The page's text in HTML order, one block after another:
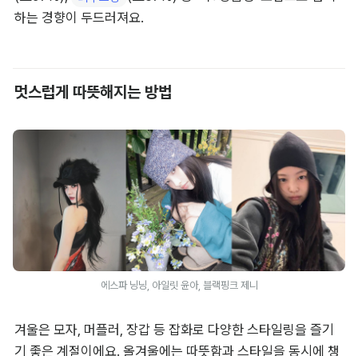
하는 경향이 두드러져요.
멋스럽게 따뜻해지는 방법
에스파 닝닝, 아일릿 윤아, 블랙핑크 제니
겨울은 모자, 머플러, 장갑 등 잡화로 다양한 스타일링을 즐기
기 좋은 계절이에요. 올겨울에는 따뜻함과 스타일을 동시에 챙